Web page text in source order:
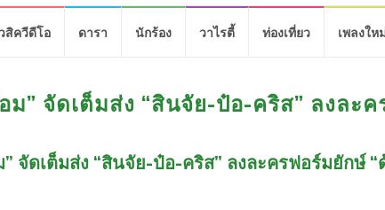
สิควีดีโอ ดารา นักร้อง วาไรตี้ ท่องเที่ยว เพลงให
ม” จัดเต็มส่ง “สินจัย-ป๋อ-คริส” ลงละ
จัดเต็มส่ง “สินจัย-ป๋อ-คริส” ลงละครฟอร์มยักษ์ “